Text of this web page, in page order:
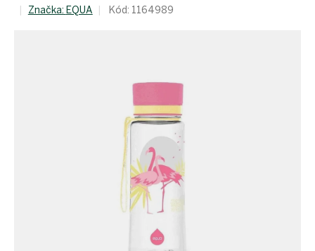
AkceZnačka: EQUA Kód: 1164989